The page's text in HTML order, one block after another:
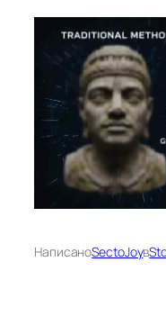
НаписаноSectoJoyв